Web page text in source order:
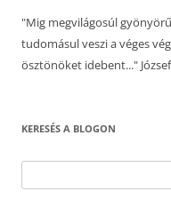
"Mig megvilágosúl
tudomásul veszi a véges
ösztönöket idebent..."
KERESÉS A BLOGON